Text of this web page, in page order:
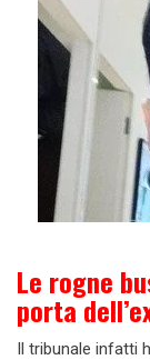
Le rogne
porta
Il tribunale infatti